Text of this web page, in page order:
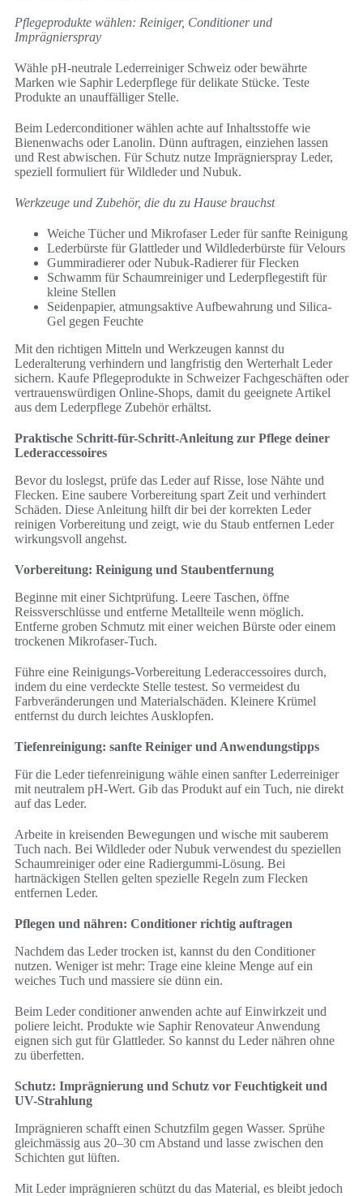
Pflegeprodukte wählen: Reiniger, Conditioner und
Imprägnierspray
Wähle pH-neutrale Lederreiniger Schweiz oder bewährte
Marken wie Saphir Lederpflege für delikate Stücke. Teste
Produkte an unauffälliger Stelle.
Beim Lederconditioner wählen achte auf Inhaltsstoffe wie
Bienenwachs oder Lanolin. Dünn auftragen, einziehen lassen
und Rest abwischen. Für Schutz nutze Imprägnierspray Leder,
speziell formuliert für Wildleder und Nubuk.
Werkzeuge und Zubehör, die du zu Hause brauchst
Weiche Tücher und Mikrofaser Leder für sanfte Reinigung
Lederbürste für Glattleder und Wildlederbürste für Velours
Gummiradierer oder Nubuk-Radierer für Flecken
Schwamm für Schaumreiniger und Lederpflegestift für
kleine Stellen
Seidenpapier, atmungsaktive Aufbewahrung und Silica-
Gel gegen Feuchte
Mit den richtigen Mitteln und Werkzeugen kannst du
Lederalterung verhindern und langfristig den Werterhalt Leder
sichern. Kaufe Pflegeprodukte in Schweizer Fachgeschäften oder
vertrauenswürdigen Online-Shops, damit du geeignete Artikel
aus dem Lederpflege Zubehör erhältst.
Praktische Schritt-für-Schritt-Anleitung zur Pflege deiner
Lederaccessoires
Bevor du loslegst, prüfe das Leder auf Risse, lose Nähte und
Flecken. Eine saubere Vorbereitung spart Zeit und verhindert
Schäden. Diese Anleitung hilft dir bei der korrekten Leder
reinigen Vorbereitung und zeigt, wie du Staub entfernen Leder
wirkungsvoll angehst.
Vorbereitung: Reinigung und Staubentfernung
Beginne mit einer Sichtprüfung. Leere Taschen, öffne
Reissverschlüsse und entferne Metallteile wenn möglich.
Entferne groben Schmutz mit einer weichen Bürste oder einem
trockenen Mikrofaser-Tuch.
Führe eine Reinigungs-Vorbereitung Lederaccessoires durch,
indem du eine verdeckte Stelle testest. So vermeidest du
Farbveränderungen und Materialschäden. Kleinere Krümel
entfernst du durch leichtes Ausklopfen.
Tiefenreinigung: sanfte Reiniger und Anwendungstipps
Für die Leder tiefenreinigung wähle einen sanfter Lederreiniger
mit neutralem pH-Wert. Gib das Produkt auf ein Tuch, nie direkt
auf das Leder.
Arbeite in kreisenden Bewegungen und wische mit sauberem
Tuch nach. Bei Wildleder oder Nubuk verwendest du speziellen
Schaumreiniger oder eine Radiergummi-Lösung. Bei
hartnäckigen Stellen gelten spezielle Regeln zum Flecken
entfernen Leder.
Pflegen und nähren: Conditioner richtig auftragen
Nachdem das Leder trocken ist, kannst du den Conditioner
nutzen. Weniger ist mehr: Trage eine kleine Menge auf ein
weiches Tuch und massiere sie dünn ein.
Beim Leder conditioner anwenden achte auf Einwirkzeit und
poliere leicht. Produkte wie Saphir Renovateur Anwendung
eignen sich gut für Glattleder. So kannst du Leder nähren ohne
zu überfetten.
Schutz: Imprägnierung und Schutz vor Feuchtigkeit und
UV-Strahlung
Imprägnieren schafft einen Schutzfilm gegen Wasser. Sprühe
gleichmässig aus 20–30 cm Abstand und lasse zwischen den
Schichten gut lüften.
Mit Leder imprägnieren schützt du das Material, es bleibt jedoch